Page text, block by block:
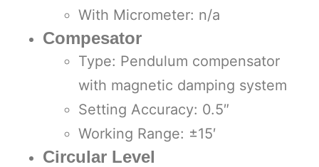
With Micrometer: n/a
Compesator
Type: Pendulum compensator
with magnetic damping system
Setting Accuracy: 0.5″
Working Range: ±15′
Circular Level